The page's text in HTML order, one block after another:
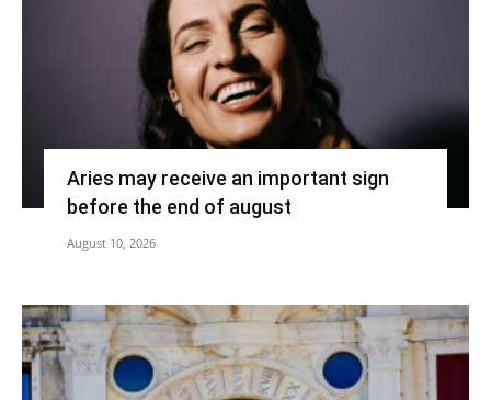
Aries may receive an important sign
before the end of august
August 10, 2026